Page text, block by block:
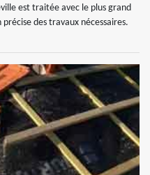
est traitée avec le plus grand
des travaux nécessaires.